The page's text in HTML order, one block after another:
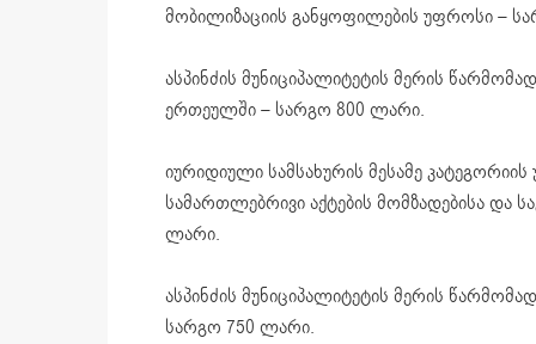
მობილიზაციის განყოფილების უფროსი –
ასპინძის მუნიციპალიტეტის მერის
ერთეულში – სარგო 800 ლარი.
იურიდიული სამსახურის მესამე
სამართლებრივი აქტების მომზადებისა და
ლარი.
ასპინძის მუნიციპალიტეტის მერის
სარგო 750 ლარი.